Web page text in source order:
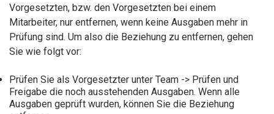
Vorgesetzten, bzw. den Vorgesetzten bei einem
Mitarbeiter, nur entfernen, wenn keine Ausgaben mehr in
Prüfung sind. Um also die Beziehung zu entfernen, gehen
Sie wie folgt vor:
Prüfen Sie als Vorgesetzter unter Team -> Prüfen und
Freigabe die noch ausstehenden Ausgaben. Wenn alle
Ausgaben geprüft wurden, können Sie die Beziehung